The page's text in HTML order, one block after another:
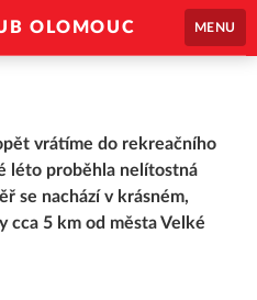
OLOMOUC MENU
vrátíme do rekreačního
léto proběhla nelítostná
se nachází v krásném,
cca 5 km od města Velké